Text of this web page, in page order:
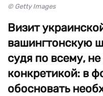
© Getty Images
Визит
вашингтонскую
судя по всему,
конкретикой: в
обосновать